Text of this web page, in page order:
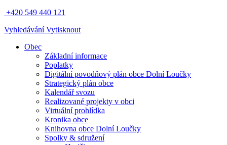
+420 549 440 121
Vyhledávání Vytisknout
Obec
Základní informace
Poplatky
Digitální povodňový plán obce Dolní Loučky
Strategický plán obce
Kalendář svozu
Realizované projekty v obci
Virtuální prohlídka
Kronika obce
Knihovna obce Dolní Loučky
Spolky & sdružení